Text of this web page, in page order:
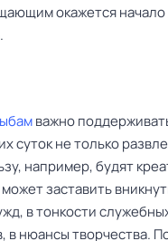
окажется
важно
суток не только
например, будят
заставить
в тонкости
в нюансы творчества.